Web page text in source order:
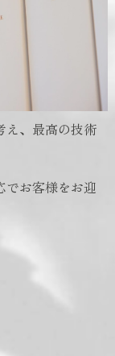
え、最高の技術
でお客様をお迎